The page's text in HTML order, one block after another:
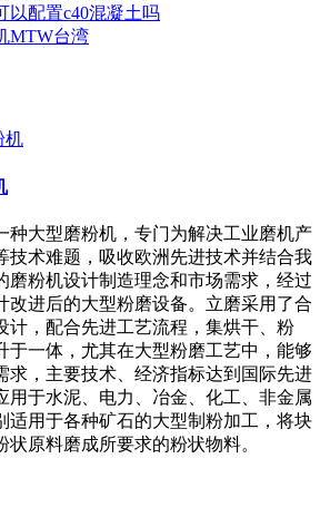
以配置c40混凝土吗
MTW台湾
种大型磨粉机，专门为解决工业磨机产
技术难题，吸收欧洲先进技术并结合我
磨粉机设计制造理念和市场需求，经过
改进后的大型粉磨设备。立磨采用了合
计，配合先进工艺流程，集烘干、粉
于一体，尤其在大型粉磨工艺中，能够
求，主要技术、经济指标达到国际先进
用于水泥、电力、冶金、化工、非金属
适用于各种矿石的大型制粉加工，将块
状原料磨成所要求的粉状物料。